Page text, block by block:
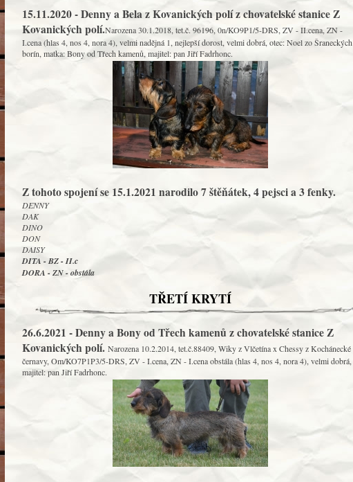
15.11.2020 - Denny a Bela z Kovanických polí z chovatelské stanice Z
Kovanických polí.Narozena 30.1.2018, tet.č. 96196, 0n/KO9P1/5-DRS, ZV - II.cena, ZN -
I.cena (hlas 4, nos 4, nora 4), velmi nadějná 1, nejlepší dorost, velmi dobrá, otec: Noel zo Šraneckých
borín, matka: Bony od Třech kamenů, majitel: pan Jiří Fadrhonc.
Z tohoto spojení se 15.1.2021 narodilo 7 štěňátek, 4 pejsci a 3 fenky.
DENNY
DAK
DINO
DON
DAISY
DITA - BZ - II.c
DORA - ZN - obstála
TŘETÍ KRYTÍ
26.6.2021 - Denny a Bony od Třech kamenů z chovatelské stanice Z
Kovanických polí. Narozena 10.2.2014, tet.č.88409, Wiky z Vlčetína x Chessy z Kochánecké
černavy, Om/KO7P1P3/5-DRS, ZV - I.cena, ZN - I.cena obstála (hlas 4, nos 4, nora 4), velmi dobrá,
majitel: pan Jiří Fadrhonc.